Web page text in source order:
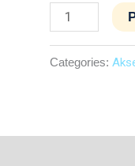
Categories: